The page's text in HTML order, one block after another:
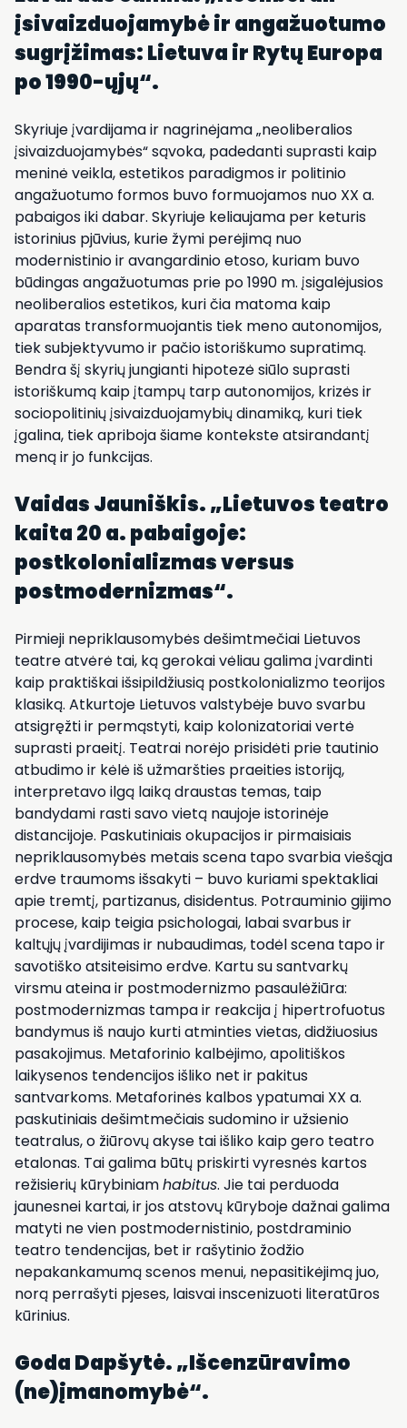
įsivaizduojamybė ir angažuotumo
sugrįžimas: Lietuva ir Rytų Europa
po 1990-ųjų“.
Skyriuje įvardijama ir nagrinėjama „neoliberalios
įsivaizduojamybės“ sąvoka, padedanti suprasti kaip
meninė veikla, estetikos paradigmos ir politinio
angažuotumo formos buvo formuojamos nuo XX a.
pabaigos iki dabar. Skyriuje keliaujama per keturis
istorinius pjūvius, kurie žymi perėjimą nuo
modernistinio ir avangardinio etoso, kuriam buvo
būdingas angažuotumas prie po 1990 m. įsigalėjusios
neoliberalios estetikos, kuri čia matoma kaip
aparatas transformuojantis tiek meno autonomijos,
tiek subjektyvumo ir pačio istoriškumo supratimą.
Bendra šį skyrių jungianti hipotezė siūlo suprasti
istoriškumą kaip įtampų tarp autonomijos, krizės ir
sociopolitinių įsivaizduojamybių dinamiką, kuri tiek
įgalina, tiek apriboja šiame kontekste atsirandantį
meną ir jo funkcijas.
Vaidas Jauniškis. „Lietuvos teatro
kaita 20 a. pabaigoje:
postkolonializmas versus
postmodernizmas“.
Pirmieji nepriklausomybės dešimtmečiai Lietuvos
teatre atvėrė tai, ką gerokai vėliau galima įvardinti
kaip praktiškai išsipildžiusią postkolonializmo teorijos
klasiką. Atkurtoje Lietuvos valstybėje buvo svarbu
atsigręžti ir permąstyti, kaip kolonizatoriai vertė
suprasti praeitį. Teatrai norėjo prisidėti prie tautinio
atbudimo ir kėlė iš užmaršties praeities istoriją,
interpretavo ilgą laiką draustas temas, taip
bandydami rasti savo vietą naujoje istorinėje
distancijoje. Paskutiniais okupacijos ir pirmaisiais
nepriklausomybės metais scena tapo svarbia viešąja
erdve traumoms išsakyti – buvo kuriami spektakliai
apie tremtį, partizanus, disidentus. Potrauminio gijimo
procese, kaip teigia psichologai, labai svarbus ir
kaltųjų įvardijimas ir nubaudimas, todėl scena tapo ir
savotiško atsiteisimo erdve. Kartu su santvarkų
virsmu ateina ir postmodernizmo pasaulėžiūra:
postmodernizmas tampa ir reakcija į hipertrofuotus
bandymus iš naujo kurti atminties vietas, didžiuosius
pasakojimus. Metaforinio kalbėjimo, apolitiškos
laikysenos tendencijos išliko net ir pakitus
santvarkoms. Metaforinės kalbos ypatumai XX a.
paskutiniais dešimtmečiais sudomino ir užsienio
teatralus, o žiūrovų akyse tai išliko kaip gero teatro
etalonas. Tai galima būtų priskirti vyresnės kartos
režisierių kūrybiniamhabitus. Jie tai perduoda
jaunesnei kartai, ir jos atstovų kūryboje dažnai galima
matyti ne vien postmodernistinio, postdraminio
teatro tendencijas, bet ir rašytinio žodžio
nepakankamumą scenos menui, nepasitikėjimą juo,
norą perrašyti pjeses, laisvai inscenizuoti literatūros
kūrinius.
Goda Dapšytė. „Išcenzūravimo
(ne)įmanomybė“.